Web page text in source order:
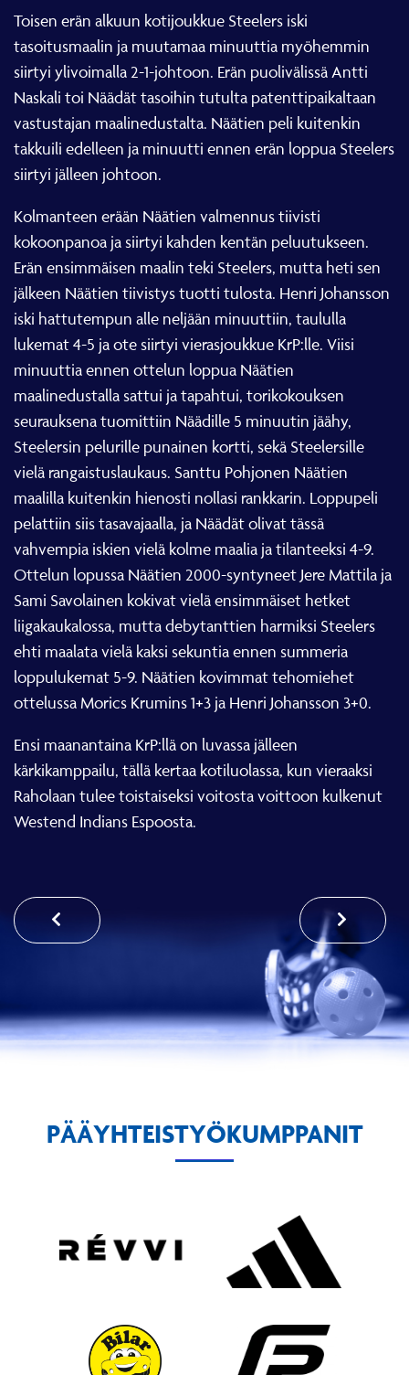
Toisen erän alkuun kotijoukkue Steelers iski
tasoitusmaalin ja muutamaa minuuttia myöhemmin
siirtyi ylivoimalla 2-1-johtoon. Erän puolivälissä Antti
Naskali toi Näädät tasoihin tutulta patenttipaikaltaan
vastustajan maalinedustalta. Näätien peli kuitenkin
takkuili edelleen ja minuutti ennen erän loppua Steelers
siirtyi jälleen johtoon.
Kolmanteen erään Näätien valmennus tiivisti
kokoonpanoa ja siirtyi kahden kentän peluutukseen.
Erän ensimmäisen maalin teki Steelers, mutta heti sen
jälkeen Näätien tiivistys tuotti tulosta. Henri Johansson
iski hattutempun alle neljään minuuttiin, taululla
lukemat 4-5 ja ote siirtyi vierasjoukkue KrP:lle. Viisi
minuuttia ennen ottelun loppua Näätien
maalinedustalla sattui ja tapahtui, torikokouksen
seurauksena tuomittiin Näädille 5 minuutin jäähy,
Steelersin pelurille punainen kortti, sekä Steelersille
vielä rangaistuslaukaus. Santtu Pohjonen Näätien
maalilla kuitenkin hienosti nollasi rankkarin. Loppupeli
pelattiin siis tasavajaalla, ja Näädät olivat tässä
vahvempia iskien vielä kolme maalia ja tilanteeksi 4-9.
Ottelun lopussa Näätien 2000-syntyneet Jere Mattila ja
Sami Savolainen kokivat vielä ensimmäiset hetket
liigakaukalossa, mutta debytanttien harmiksi Steelers
ehti maalata vielä kaksi sekuntia ennen summeria
loppulukemat 5-9. Näätien kovimmat tehomiehet
ottelussa Morics Krumins 1+3 ja Henri Johansson 3+0.
Ensi maanantaina KrP:llä on luvassa jälleen
kärkikamppailu, tällä kertaa kotiluolassa, kun vieraaksi
Raholaan tulee toistaiseksi voitosta voittoon kulkenut
Westend Indians Espoosta.
PÄÄYHTEISTYÖKUMPPANIT